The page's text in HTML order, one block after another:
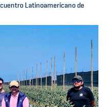
Latinoamericano de